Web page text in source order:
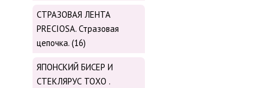
СТРАЗОВАЯ ЛЕНТА
PRECIOSA. Стразовая
цепочка. (16)
ЯПОНСКИЙ БИСЕР И
СТЕКЛЯРУС TOХО .